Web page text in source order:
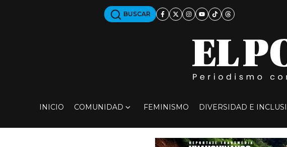
BUSCAR
INICIO COMUNIDAD FEMINISMO DIVERSIDAD E